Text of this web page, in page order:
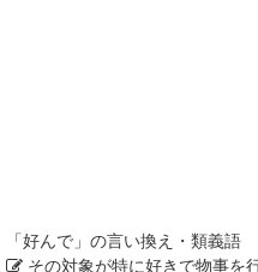
「好んで 」の言い換え・類義語
その対象が特に好きで物事を